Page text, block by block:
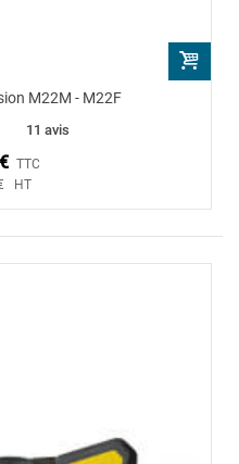
M22M - M22F
11 avis
TTC
HT